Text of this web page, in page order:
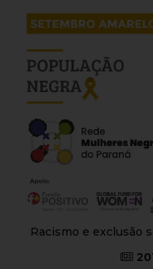
Racismo e exclusão